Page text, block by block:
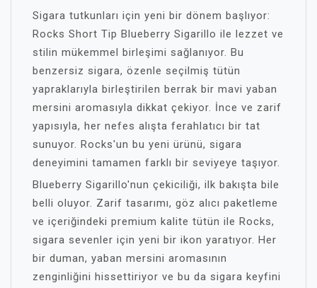
Sigara tutkunları için yeni bir dönem başlıyor:
Rocks Short Tip Blueberry Sigarillo ile lezzet ve
stilin mükemmel birleşimi sağlanıyor. Bu
benzersiz sigara, özenle seçilmiş tütün
yapraklarıyla birleştirilen berrak bir mavi yaban
mersini aromasıyla dikkat çekiyor. İnce ve zarif
yapısıyla, her nefes alışta ferahlatıcı bir tat
sunuyor. Rocks'un bu yeni ürünü, sigara
deneyimini tamamen farklı bir seviyeye taşıyor.
Blueberry Sigarillo'nun çekiciliği, ilk bakışta bile
belli oluyor. Zarif tasarımı, göz alıcı paketleme
ve içeriğindeki premium kalite tütün ile Rocks,
sigara sevenler için yeni bir ikon yaratıyor. Her
bir duman, yaban mersini aromasının
zenginliğini hissettiriyor ve bu da sigara keyfini